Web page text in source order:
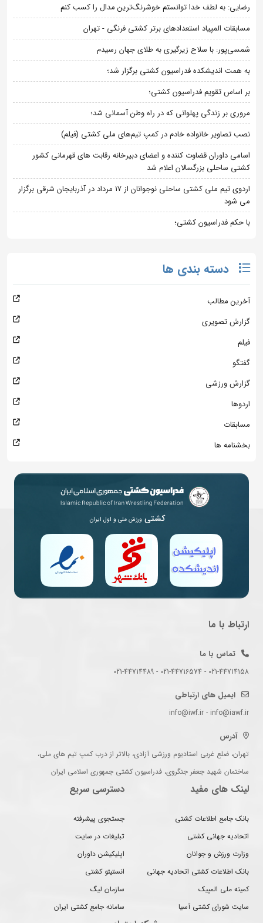
رضایی: به لطف خدا توانستم خوشرنگ‌ترین مدال را کسب کنم
مسابقات المپیاد استعدادهای برتر کشتی فرنگی - تهران
شمسی‌پور: با سلاح زیرگیری به طلای جهان رسیدم
به همت اندیشکده فدراسیون کشتی برگزار شد؛
بر اساس تقویم فدراسیون کشتی؛
مروری بر زندگی پهلوانی که در راه وطن آسمانی شد؛
نصب تصاویر خانواده خادم در کمپ تیم‌های ملی کشتی (فیلم)
اسامی داوران قضاوت کننده و اعضای دبیرخانه رقابت های قهرمانی کشور
کشتی ساحلی بزرگسالان اعلام شد
اردوی تیم ملی کشتی ساحلی نوجوانان از 17 مرداد در آذربایجان شرقی برگزار
می شود
با حکم فدراسیون کشتی؛
دسته بندی ها
آخرین مطالب
گزارش تصویری
فیلم
گفتگو
گزارش ورزشی
اردوها
مسابقات
بخشنامه ها
کشتی ورزش ملی و اول ایران
ارتباط با ما
تماس با ما
021-44714158 - 021-44716574 - 021-44714489
ایمیل های ارتباطی
info@iwf.ir - info@iawf.ir
آدرس
تهران، ضلع غربی استادیوم ورزشی آزادی، بالاتر از درب کمپ تیم های ملی،
ساختمان شهید جعفر جنگروی، فدراسیون کشتی جمهوری اسلامی ایران
لینک های مفید
بانک جامع اطلاعات کشتی
اتحادیه جهانی کشتی
وزارت ورزش و جوانان
بانک اطلاعات کشتی اتحادیه جهانی
کمیته ملی المپیک
سایت شورای کشتی آسیا
دسترسی سریع
جستجوی پیشرفته
تبلیغات در سایت
اپلیکیشن داوران
انستیتو کشتی
سازمان لیگ
سامانه جامع کشتی ایران